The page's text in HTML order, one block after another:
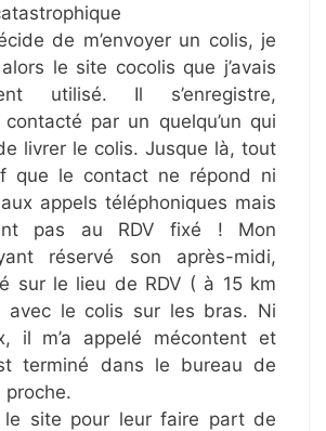
de m’envoyer un colis, je
le site cocolis que j’avais
utilisé. Il s’enregistre,
par un quelqu’un qui
livrer le colis. Jusque là, tout
que le contact ne répond ni
appels téléphoniques mais
pas au RDV fixé ! Mon
réservé son après-midi,
sur le lieu de RDV ( à 15 km
avec le colis sur les bras. Ni
il m’a appelé mécontent et
terminé dans le bureau de
proche.
le site pour leur faire part de